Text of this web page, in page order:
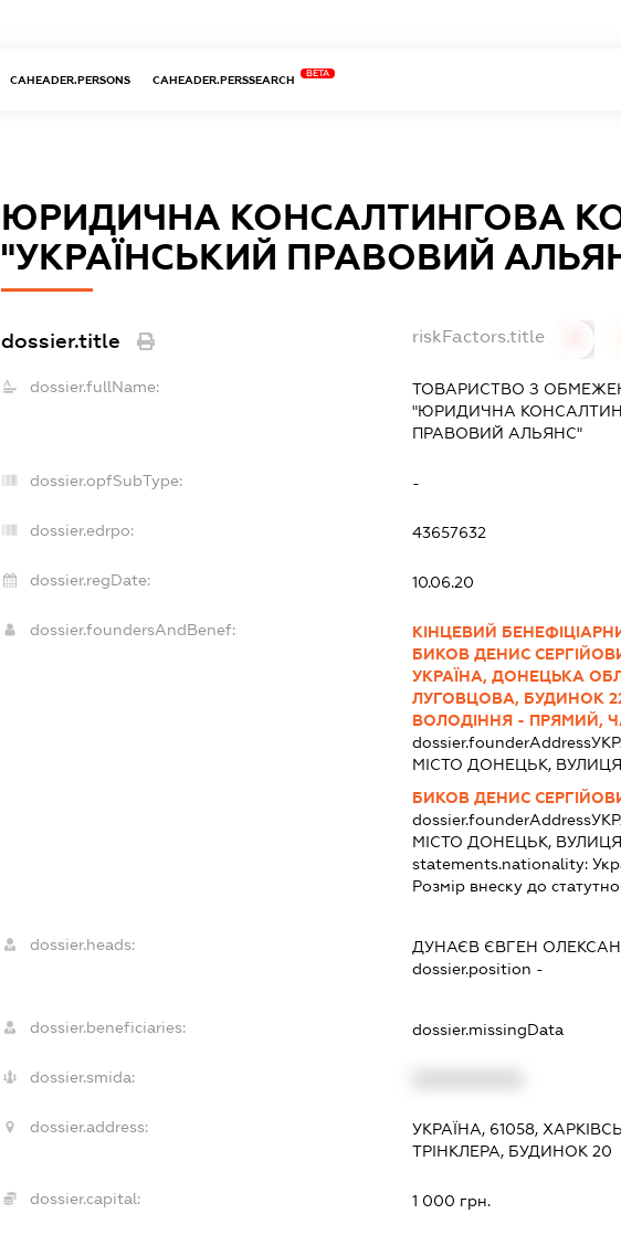
CAHEADER.PERSONS CAHEADER.PERSSEARCH
BETA
ЮРИДИЧНА КОНСАЛТИНГОВА
"УКРАЇНСЬКИЙ ПРАВОВИЙ
dossier.title riskFactors.title
dossier.fullName:
ТОВАРИСТВО З
"ЮРИДИЧНА
ПРАВОВИЙ АЛЬЯНС"
dossier.opfSubType: -
dossier.edrpo: 43657632
dossier.regDate: 10.06.20
dossier.foundersAndBenef:
КІНЦЕВИЙ
БИКОВ ДЕНИС
УКРАЇНА, ДОНЕЦЬКА
ЛУГОВЦОВА, БУДИНОК
ВОЛОДІННЯ - ПРЯМИЙ,
dossier.founderAddress
МІСТО ДОНЕЦЬК,
БИКОВ ДЕНИС
dossier.founderAddress
МІСТО ДОНЕЦЬК,
statements.nationality:
Розмір внеску до
dossier.heads: ДУНАЄВ ЄВГЕН
dossier.position -
dossier.beneficiaries: dossier.missingData
dossier.smida:
dossier.address:
УКРАЇНА, 61058,
ТРІНКЛЕРА, БУДИНОК 20
dossier.capital: 1 000 грн.